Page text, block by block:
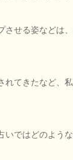
せる姿などは
れてきたなど、
ではどのよう